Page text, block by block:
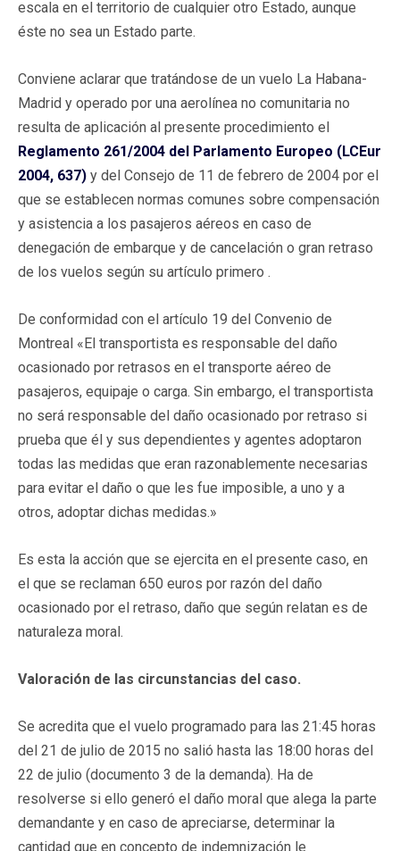
escala en el territorio de cualquier otro Estado, aunque
éste no sea un Estado parte.
Conviene aclarar que tratándose de un vuelo La Habana-
Madrid y operado por una aerolínea no comunitaria no
resulta de aplicación al presente procedimiento el
Reglamento 261/2004 del Parlamento Europeo (LCEur
2004, 637) y del Consejo de 11 de febrero de 2004 por el
que se establecen normas comunes sobre compensación
y asistencia a los pasajeros aéreos en caso de
denegación de embarque y de cancelación o gran retraso
de los vuelos según su artículo primero .
De conformidad con el artículo 19 del Convenio de
Montreal «El transportista es responsable del daño
ocasionado por retrasos en el transporte aéreo de
pasajeros, equipaje o carga. Sin embargo, el transportista
no será responsable del daño ocasionado por retraso si
prueba que él y sus dependientes y agentes adoptaron
todas las medidas que eran razonablemente necesarias
para evitar el daño o que les fue imposible, a uno y a
otros, adoptar dichas medidas.»
Es esta la acción que se ejercita en el presente caso, en
el que se reclaman 650 euros por razón del daño
ocasionado por el retraso, daño que según relatan es de
naturaleza moral.
Valoración de las circunstancias del caso.
Se acredita que el vuelo programado para las 21:45 horas
del 21 de julio de 2015 no salió hasta las 18:00 horas del
22 de julio (documento 3 de la demanda). Ha de
resolverse si ello generó el daño moral que alega la parte
demandante y en caso de apreciarse, determinar la
cantidad que en concepto de indemnización le